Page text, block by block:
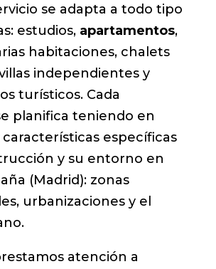
se adapta a todo tipo
estudios, apartamentos,
habitaciones, chalets
independientes y
turísticos. Cada
planifica teniendo en
específicas
y su entorno en
(Madrid): zonas
urbanizaciones y el
atención a